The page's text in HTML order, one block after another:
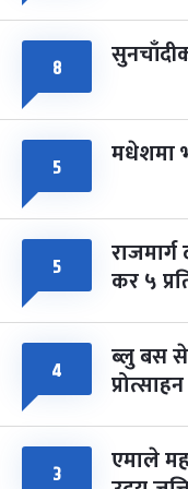
८
५ मधेशमा
५ कर ५
४ ब्लु बस
३ एमाले